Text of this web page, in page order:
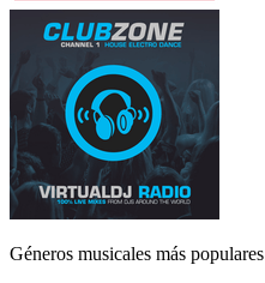
Géneros musicales más populares